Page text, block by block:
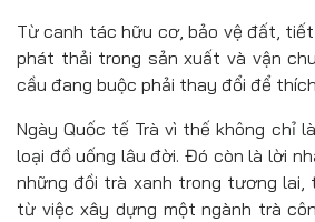
Từ canh tác hữu cơ, bảo vệ đất,
phát thải trong sản xuất và vận
cầu đang buộc phải thay đổi để
Ngày Quốc tế Trà vì thế không chỉ
loại đồ uống lâu đời. Đó còn là lời
những đồi trà xanh trong tương lai,
từ việc xây dựng một ngành trà